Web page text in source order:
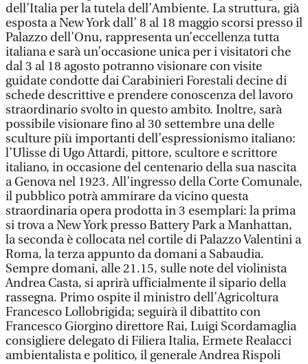
dell’Italia per la tutela dell’Ambiente. La struttura, già
esposta a New York dall’ 8 al 18 maggio scorsi presso il
Palazzo dell’Onu, rappresenta un’eccellenza tutta
italiana e sarà un’occasione unica per i visitatori che
dal 3 al 18 agosto potranno visionare con visite
guidate condotte dai Carabinieri Forestali decine di
schede descrittive e prendere conoscenza del lavoro
straordinario svolto in questo ambito. Inoltre, sarà
possibile visionare fino al 30 settembre una delle
sculture più importanti dell’espressionismo italiano:
l’Ulisse di Ugo Attardi, pittore, scultore e scrittore
italiano, in occasione del centenario della sua nascita
a Genova nel 1923. All’ingresso della Corte Comunale,
il pubblico potrà ammirare da vicino questa
straordinaria opera prodotta in 3 esemplari: la prima
si trova a New York presso Battery Park a Manhattan,
la seconda è collocata nel cortile di Palazzo Valentini a
Roma, la terza appunto da domani a Sabaudia.
Sempre domani, alle 21.15, sulle note del violinista
Andrea Casta, si aprirà ufficialmente il sipario della
rassegna. Primo ospite il ministro dell’Agricoltura
Francesco Lollobrigida; seguirà il dibattito con
Francesco Giorgino direttore Rai, Luigi Scordamaglia
consigliere delegato di Filiera Italia, Ermete Realacci
ambientalista e politico, il generale Andrea Rispoli